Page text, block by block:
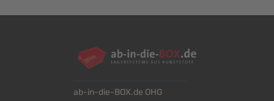
ab-in-die-BOX.de OHG